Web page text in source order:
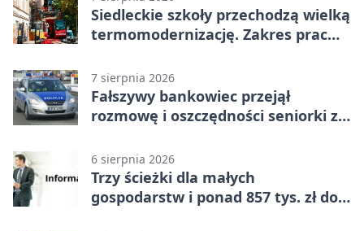
Siedleckie szkoły przechodzą wielką
termomodernizację. Zakres prac
7 sierpnia 2026
Fałszywy bankowiec przejął
rozmowę i oszczędności seniorki z
6 sierpnia 2026
Trzy ścieżki dla małych
gospodarstw i ponad 857 tys. zł do